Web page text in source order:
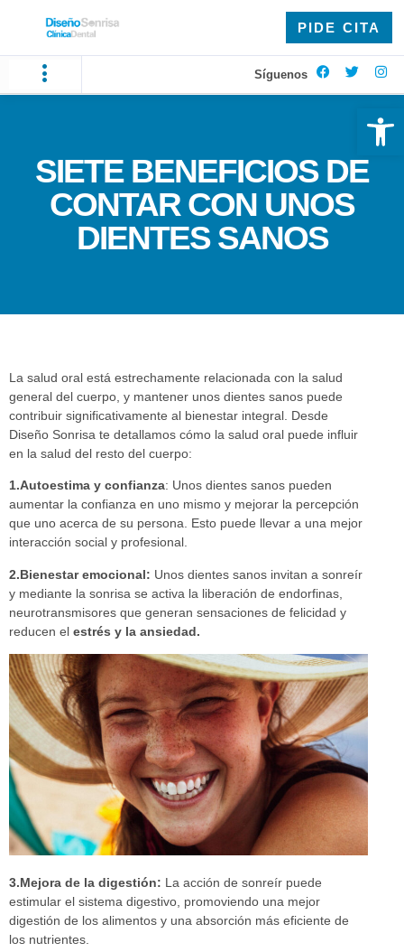
PIDE CITA
Síguenos
SIETE BENEFICIOS DE
CONTAR CON UNOS
DIENTES SANOS
La salud oral está estrechamente relacionada con la salud
general del cuerpo, y mantener unos dientes sanos puede
contribuir significativamente al bienestar integral. Desde
Diseño Sonrisa te detallamos cómo la salud oral puede influir
en la salud del resto del cuerpo:
1.Autoestima y confianza: Unos dientes sanos pueden
aumentar la confianza en uno mismo y mejorar la percepción
que uno acerca de su persona. Esto puede llevar a una mejor
interacción social y profesional.
2.Bienestar emocional: Unos dientes sanos invitan a sonreír
y mediante la sonrisa se activa la liberación de endorfinas,
neurotransmisores que generan sensaciones de felicidad y
reducen el estrés y la ansiedad.
3.Mejora de la digestión: La acción de sonreír puede
estimular el sistema digestivo, promoviendo una mejor
digestión de los alimentos y una absorción más eficiente de
los nutrientes.